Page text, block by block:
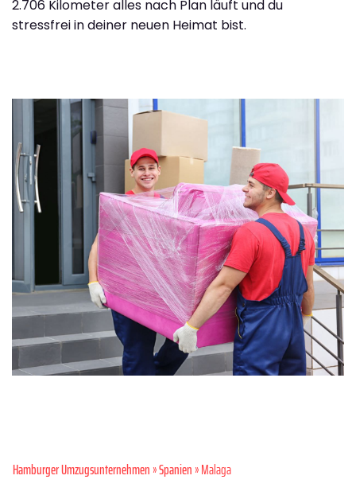
2.706 Kilometer alles nach Plan läuft und du
stressfrei in deiner neuen Heimat bist.
Hamburger Umzugsunternehmen»Spanien» Malaga